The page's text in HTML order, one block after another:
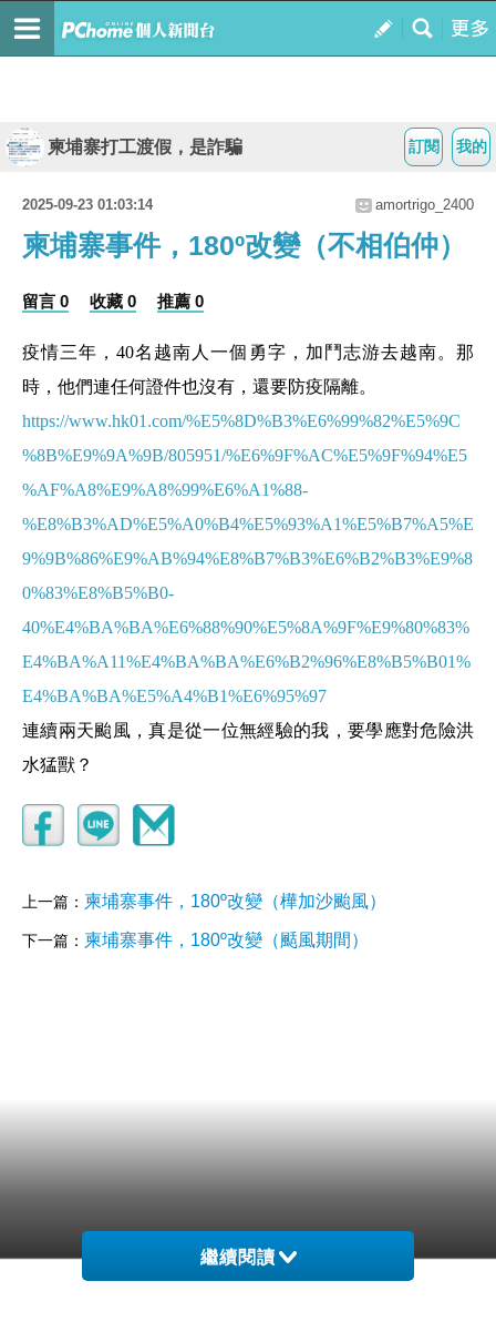
我的
訂閱
柬埔寨打工渡假，是詐騙
2025-09-23 01:03:14 amortrigo_2400
柬埔寨事件，180º改變（不相伯仲）
留言 0 收藏 0 推薦 0
疫情三年，40名越南人一個勇字，加鬥志游去越南。那
時，他們連任何證件也沒有，還要防疫隔離。
https://www.hk01.com/%E5%8D%B3%E6%99%82%E5%9C
%8B%E9%9A%9B/805951/%E6%9F%AC%E5%9F%94%E5
%AF%A8%E9%A8%99%E6%A1%88-
%E8%B3%AD%E5%A0%B4%E5%93%A1%E5%B7%A5%E
9%9B%86%E9%AB%94%E8%B7%B3%E6%B2%B3%E9%8
0%83%E8%B5%B0-
40%E4%BA%BA%E6%88%90%E5%8A%9F%E9%80%83%
E4%BA%A11%E4%BA%BA%E6%B2%96%E8%B5%B01%
E4%BA%BA%E5%A4%B1%E6%95%97
連續兩天颱風，真是從一位無經驗的我，要學應對危險洪
水猛獸？
上一篇： 柬埔寨事件，180º改變（樺加沙颱風）
下一篇： 柬埔寨事件，180º改變（颳風期間）
繼續閱讀